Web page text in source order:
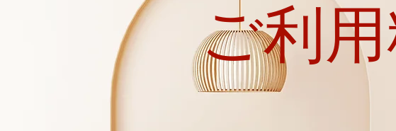
ご利